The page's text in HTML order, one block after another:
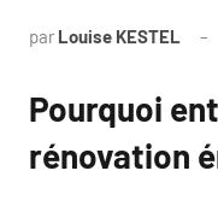
par Louise KESTEL
Pourquoi
rénovation